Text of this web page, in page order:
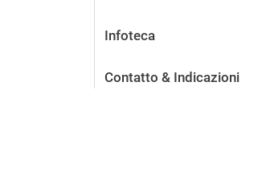
Infoteca
Contatto & Indicazioni